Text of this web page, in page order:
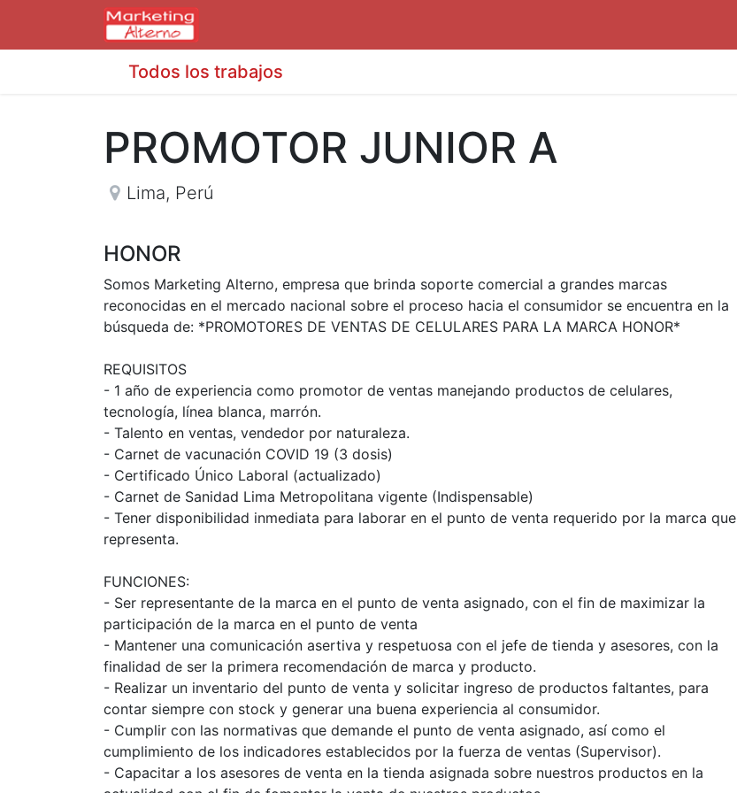
Todos los trabajos
PROMOTOR JUNIOR A
Lima, Perú
HONOR
Somos Marketing Alterno, empresa que brinda soporte comercial a grandes marcas
reconocidas en el mercado nacional sobre el proceso hacia el consumidor se encuentra en la
búsqueda de: *PROMOTORES DE VENTAS DE CELULARES PARA LA MARCA HONOR*
REQUISITOS
- 1 año de experiencia como promotor de ventas manejando productos de celulares,
tecnología, línea blanca, marrón.
- Talento en ventas, vendedor por naturaleza.
- Carnet de vacunación COVID 19 (3 dosis)
- Certificado Único Laboral (actualizado)
- Carnet de Sanidad Lima Metropolitana vigente (Indispensable)
- Tener disponibilidad inmediata para laborar en el punto de venta requerido por la marca que
representa.
FUNCIONES:
- Ser representante de la marca en el punto de venta asignado, con el fin de maximizar la
participación de la marca en el punto de venta
- Mantener una comunicación asertiva y respetuosa con el jefe de tienda y asesores, con la
finalidad de ser la primera recomendación de marca y producto.
- Realizar un inventario del punto de venta y solicitar ingreso de productos faltantes, para
contar siempre con stock y generar una buena experiencia al consumidor.
- Cumplir con las normativas que demande el punto de venta asignado, así como el
cumplimiento de los indicadores establecidos por la fuerza de ventas (Supervisor).
- Capacitar a los asesores de venta en la tienda asignada sobre nuestros productos en la